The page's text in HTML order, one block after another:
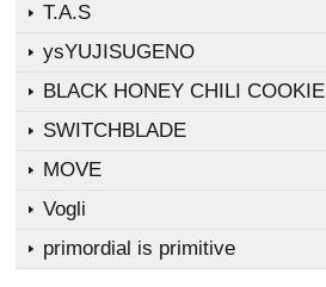
T.A.S
ysYUJISUGENO
BLACK HONEY CHILI COOKIE
SWITCHBLADE
MOVE
Vogli
primordial is primitive